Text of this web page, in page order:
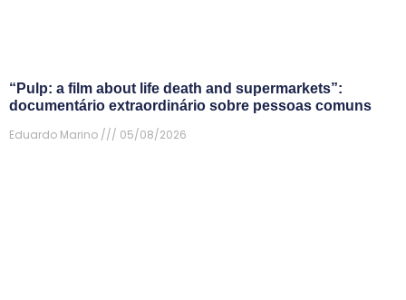
“Pulp: a film about life death and supermarkets”:
documentário extraordinário sobre pessoas comuns
Eduardo Marino
05/08/2026